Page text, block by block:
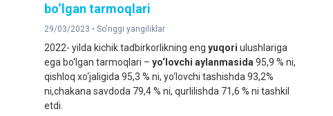
bo‘lgan tarmoqlari
29/03/2023 • So'nggi yangiliklar
2022- yilda kichik tadbirkorlikning eng yuqori ulushlariga
ega bo‘lgan tarmoqlari – yo‘lovchi aylanmasida 95,9 % ni,
qishloq xo‘jaligida 95,3 % ni, yo‘lovchi tashishda 93,2%
ni,chakana savdoda 79,4 % ni, qurlilishda 71,6 % ni tashkil
etdi.